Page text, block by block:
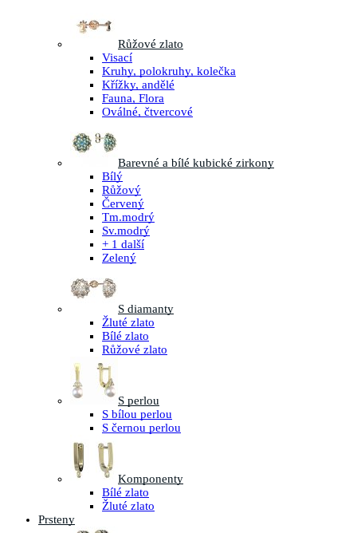
Růžové zlato
Visací
Kruhy, polokruhy, kolečka
Křížky, andělé
Fauna, Flora
Oválné, čtvercové
Barevné a bílé kubické zirkony
Bílý
Růžový
Červený
Tm.modrý
Sv.modrý
+ 1 další
Zelený
S diamanty
Žluté zlato
Bílé zlato
Růžové zlato
S perlou
S bílou perlou
S černou perlou
Komponenty
Bílé zlato
Žluté zlato
Prsteny